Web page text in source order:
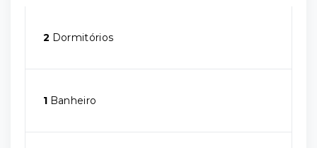
2 Dormitórios
1 Banheiro